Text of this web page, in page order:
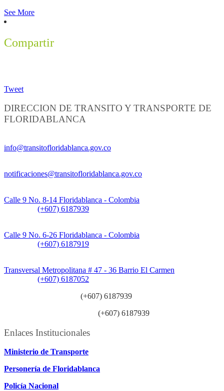
See More
Compartir
Tweet
DIRECCION DE TRANSITO Y TRANSPORTE DE
FLORIDABLANCA
info@transitofloridablanca.gov.co
notificaciones@transitofloridablanca.gov.co
Calle 9 No. 8-14 Floridablanca - Colombia
(+607) 6187939
Calle 9 No. 6-26 Floridablanca - Colombia
(+607) 6187919
Transversal Metropolitana # 47 - 36 Barrio El Carmen
(+607) 6187052
(+607) 6187939
(+607) 6187939
Enlaces Institucionales
Ministerio de Transporte
Personería de Floridablanca
Policía Nacional